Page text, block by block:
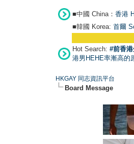
■中國 China： 香港
■韓國 Korea: 首爾
Hot Search: #前香
港男HEHE率漸高的
HKGAY 同志資訊平台
Board Message